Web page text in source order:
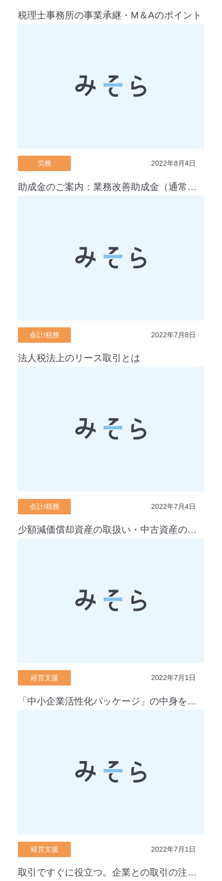
税理士事務所の事業承継・M＆Aのポイント
労務 2022年8月4日
助成金のご案内：業務改善助成金（通常コース）
会計/税務 2022年7月8日
法人税法上のリース取引とは
会計/税務 2022年7月4日
少額減価償却資産の取扱い・中古資産の耐用年数
経営支援 2022年7月1日
「中小企業活性化パッケージ」の中身を徹底解説！「原油価格・物価高騰等総合緊急対策」のポイントについても紹介
経営支援 2022年7月1日
取引ですぐに役立つ。企業との取引の注意点と代金の回収方法を紹介！